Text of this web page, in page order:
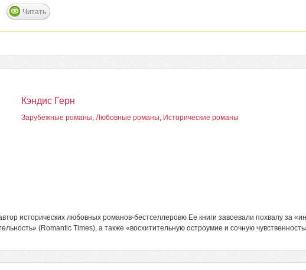
Читать
Кэндис Герн
Зарубежные романы, Любовные романы, Исторические романы
исторических любовных романов-бестселлеровю Ее книги завоевали похвалу за
(Romantic Times), а также «восхитительную остроумие и сочную